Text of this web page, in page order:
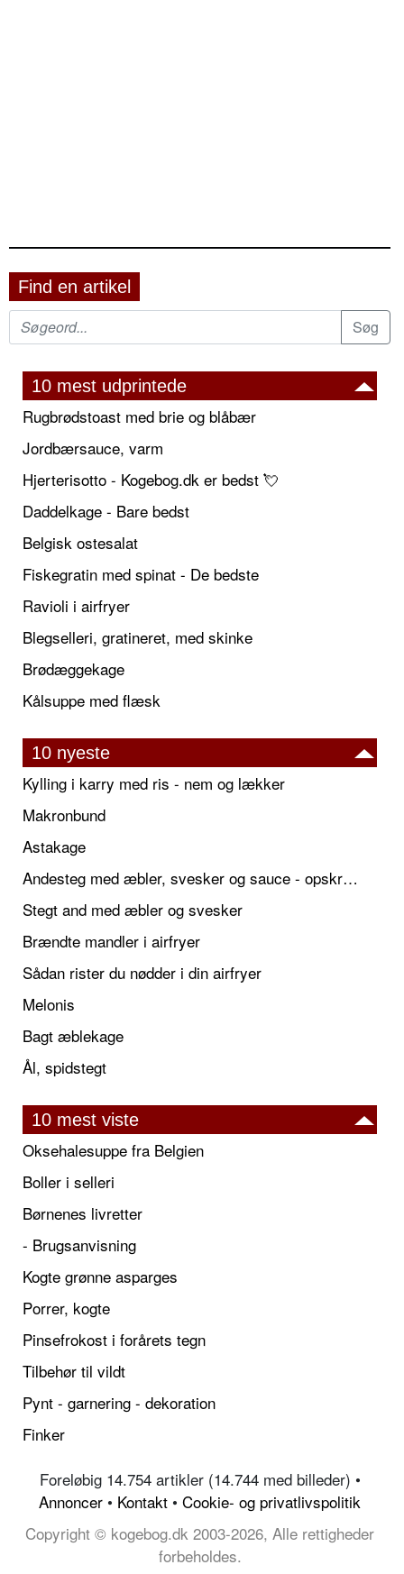
Find en artikel
10 mest udprintede
Rugbrødstoast med brie og blåbær
Jordbærsauce, varm
Hjerterisotto - Kogebog.dk er bedst 💘
Daddelkage - Bare bedst
Belgisk ostesalat
Fiskegratin med spinat - De bedste
Ravioli i airfryer
Blegselleri, gratineret, med skinke
Brødæggekage
Kålsuppe med flæsk
10 nyeste
Kylling i karry med ris - nem og lækker
Makronbund
Astakage
Andesteg med æbler, svesker og sauce - opskrift også til jul
Stegt and med æbler og svesker
Brændte mandler i airfryer
Sådan rister du nødder i din airfryer
Melonis
Bagt æblekage
Ål, spidstegt
10 mest viste
Oksehalesuppe fra Belgien
Boller i selleri
Børnenes livretter
- Brugsanvisning
Kogte grønne asparges
Porrer, kogte
Pinsefrokost i forårets tegn
Tilbehør til vildt
Pynt - garnering - dekoration
Finker
Foreløbig 14.754 artikler (14.744 med billeder) •
Annoncer • Kontakt • Cookie- og privatlivspolitik
Copyright © kogebog.dk 2003-2026, Alle rettigheder
forbeholdes.